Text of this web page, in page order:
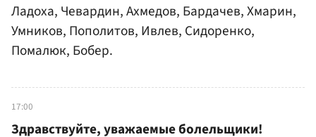
Ладоха, Чевардин, Ахмедов, Бардачев, Хмарин,
Умников, Пополитов, Ивлев, Сидоренко,
Помалюк, Бобер.
17:00
Здравствуйте, уважаемые болельщики!